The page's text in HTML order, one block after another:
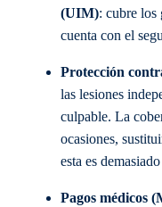
(UIM): cubre los
cuenta con el
Protección
las lesiones
culpable. La
ocasiones,
esta es
Pagos médicos